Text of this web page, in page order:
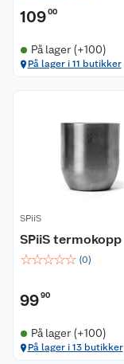
10900
På lager (+100)
På lager i 11 butikker
SPiiS
SPiiS termokopp
☆☆☆☆☆ (0)
9990
På lager (+100)
På lager i 13 butikker
Om oss
Kontakt oss